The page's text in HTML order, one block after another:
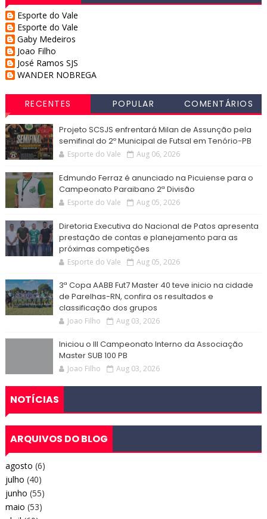
Esporte do Vale
Esporte do Vale
Gaby Medeiros
Joao Filho
José Ramos SJS
WANDER NOBREGA
RECENTES POPULAR COMENTÁRIOS
Projeto SCSJS enfrentará Milan de Assunção pela
semifinal do 2º Municipal de Futsal em Tenório-PB
Esporte do Vale Aug 06, 2026
Edmundo Ferraz é anunciado na Picuiense para o
Campeonato Paraibano 2ª Divisão
Esporte do Vale Aug 05, 2026
Diretoria Executiva do Nacional de Patos apresenta
prestação de contas e planejamento para as
próximas competições
Esporte do Vale Aug 05, 2026
3ª Copa AABB Fut7 Master 40 teve inicio na cidade
de Parelhas-RN, confira os resultados e
classificação dos grupos
Joao Filho Aug 03, 2026
Iniciou o III Campeonato Interno da Associação
Master SUB 100 PB
Joao Filho Aug 03, 2026
NOTÍCIAS
ARQUIVOS DO BLOG
agosto (6)
julho (40)
junho (55)
maio (53)